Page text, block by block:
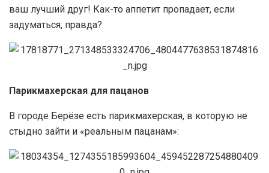
ваш лучший друг! Как-то аппетит пропадает, если
задуматься, правда?
Парикмахерская для пацанов
В городе Берёзе есть парикмахерская, в которую не
стыдно зайти и «реальным пацанам»: